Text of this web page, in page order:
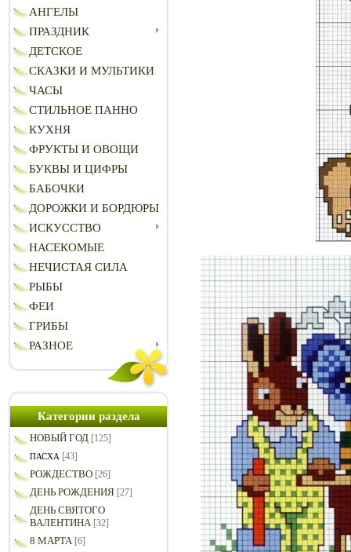
АНГЕЛЫ
ПРАЗДНИК
ДЕТСКОЕ
СКАЗКИ И МУЛЬТИКИ
ЧАСЫ
СТИЛЬНОЕ ПАННО
КУХНЯ
ФРУКТЫ И ОВОЩИ
БУКВЫ И ЦИФРЫ
БАБОЧКИ
ДОРОЖКИ И БОРДЮРЫ
ИСКУССТВО
НАСЕКОМЫЕ
НЕЧИСТАЯ СИЛА
РЫБЫ
ФЕИ
ГРИБЫ
РАЗНОЕ
Категории раздела
НОВЫЙ ГОД [125]
ПАСХА [43]
РОЖДЕСТВО [26]
ДЕНЬ РОЖДЕНИЯ [27]
ДЕНЬ СВЯТОГО
ВАЛЕНТИНА [32]
8 МАРТА [6]